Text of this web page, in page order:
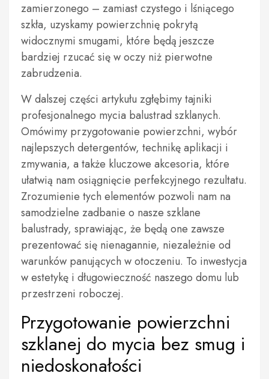
zamierzonego – zamiast czystego i lśniącego
szkła, uzyskamy powierzchnię pokrytą
widocznymi smugami, które będą jeszcze
bardziej rzucać się w oczy niż pierwotne
zabrudzenia.
W dalszej części artykułu zgłębimy tajniki
profesjonalnego mycia balustrad szklanych.
Omówimy przygotowanie powierzchni, wybór
najlepszych detergentów, technikę aplikacji i
zmywania, a także kluczowe akcesoria, które
ułatwią nam osiągnięcie perfekcyjnego rezultatu.
Zrozumienie tych elementów pozwoli nam na
samodzielne zadbanie o nasze szklane
balustrady, sprawiając, że będą one zawsze
prezentować się nienagannie, niezależnie od
warunków panujących w otoczeniu. To inwestycja
w estetykę i długowieczność naszego domu lub
przestrzeni roboczej.
Przygotowanie powierzchni
szklanej do mycia bez smug i
niedoskonałości